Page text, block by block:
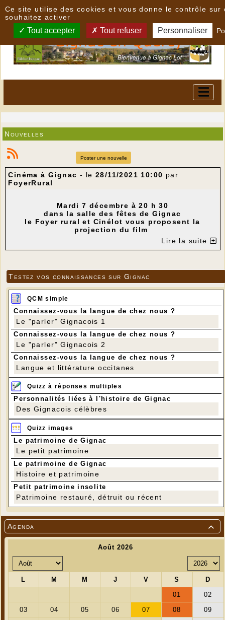

Agenda
Nouvelles
Poster une nouvelle
Cinéma à Gignac - le 28/11/2021 10:00 par
FoyerRural
Mardi 7 décembre à 20 h 30
dans la salle des fêtes de Gignac
le Foyer rural et Cinélot vous proposent la
projection du film
"Antoinette dans les Cévennes" de Caroline
Vignal
---
Entrée adulte : 6 €
Entrée enfant (- de 18 ans) : 3 €
Titulaire de la carte de soutien : 4 €
Lire la suite
Testez vos connaissances sur Gignac
QCM simple
Connaissez-vous la langue de chez nous ?
Le "parler" Gignacois 1
Connaissez-vous la langue de chez nous ?
Le "parler" Gignacois 2
Connaissez-vous la langue de chez nous ?
Langue et littérature occitanes
Quizz à réponses multiples
Personnalités liées à l'histoire de Gignac
Des Gignacois célèbres
Quizz images
Le patrimoine de Gignac
Le petit patrimoine
Le patrimoine de Gignac
Histoire et patrimoine
Petit patrimoine insolite
Patrimoine restauré, détruit ou récent
Ce site utilise des cookies et vous donne le contrôle sur
souhaitez activer
Tout accepter Tout refuser Personnaliser